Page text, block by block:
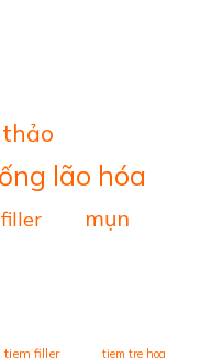
lão hóa
filler mụn
tiem filler tiem tre hoa